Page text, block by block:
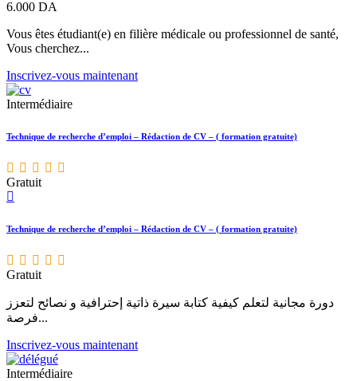
6.000 DA
Vous êtes étudiant(e) en filière médicale ou professionnel de santé,
Vous cherchez...
Inscrivez-vous maintenant
Intermédiaire
Technique de recherche d’emploi – Rédaction de CV – ( formation gratuite)
Gratuit
Technique de recherche d’emploi – Rédaction de CV – ( formation gratuite)
Gratuit
دورة مجانية لتعلم كيفية كتابة سيرة ذاتية إحترافية و نصائح لتعزز
فرصة...
Inscrivez-vous maintenant
Intermédiaire